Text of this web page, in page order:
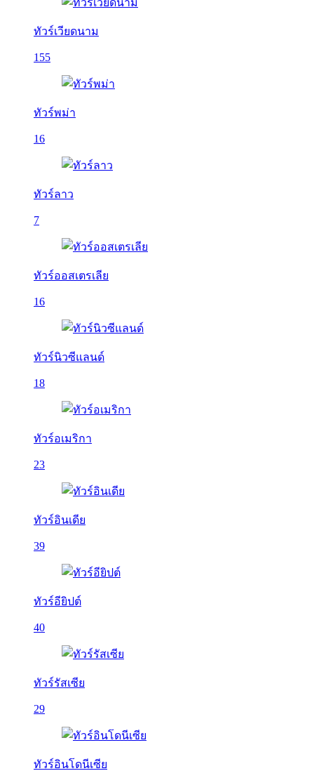
ทัวร์เวียดนาม
155
ทัวร์พม่า
16
ทัวร์ลาว
7
ทัวร์ออสเตรเลีย
16
ทัวร์นิวซีแลนด์
18
ทัวร์อเมริกา
23
ทัวร์อินเดีย
39
ทัวร์อียิปต์
40
ทัวร์รัสเซีย
29
ทัวร์อินโดนีเซีย